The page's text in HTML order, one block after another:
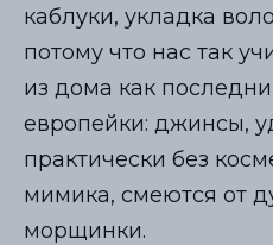
каблуки, укладка
потому что нас так
из дома как
европейки: джинсы,
практически без
мимика, смеются от
морщинки.